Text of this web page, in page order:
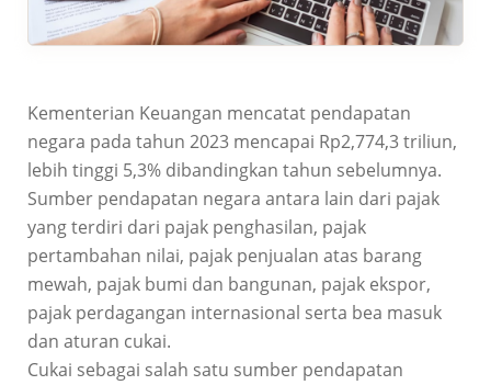
Kementerian Keuangan mencatat pendapatan
negara pada tahun 2023 mencapai Rp2,774,3 triliun,
lebih tinggi 5,3% dibandingkan tahun sebelumnya.
Sumber pendapatan negara antara lain dari pajak
yang terdiri dari pajak penghasilan, pajak
pertambahan nilai, pajak penjualan atas barang
mewah, pajak bumi dan bangunan, pajak ekspor,
pajak perdagangan internasional serta bea masuk
dan aturan cukai.
Cukai sebagai salah satu sumber pendapatan